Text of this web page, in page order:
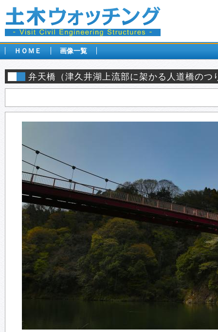
ＨＯＭＥ 画像一覧
弁天橋（津久井湖上流部に架かる人道橋のつ